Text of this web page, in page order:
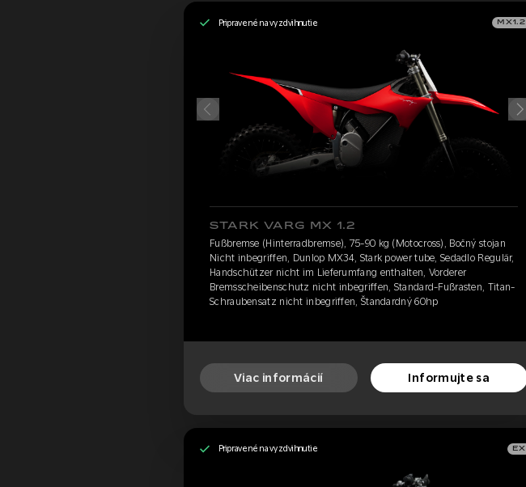
Pripravené na vyzdvihnutie MX1.2
STARK VARG MX 1.2
Fußbremse (Hinterradbremse), 75-90 kg (Motocross), Bočný stojan
Nicht inbegriffen, Dunlop MX34, Stark power tube, Sedadlo Regulär,
Handschützer nicht im Lieferumfang enthalten, Vorderer
Bremsscheibenschutz nicht inbegriffen, Standard-Fußrasten, Titan-
Schraubensatz nicht inbegriffen, Štandardný 60hp
Viac informácií Informujte sa
Pripravené na vyzdvihnutie EX